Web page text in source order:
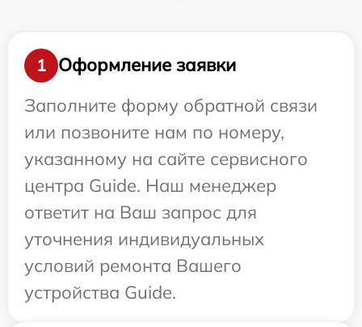
1
Оформление заявки
Заполните форму обратной связи
или позвоните нам по номеру,
указанному на сайте сервисного
центра Guide. Наш менеджер
ответит на Ваш запрос для
уточнения индивидуальных
условий ремонта Вашего
устройства Guide.